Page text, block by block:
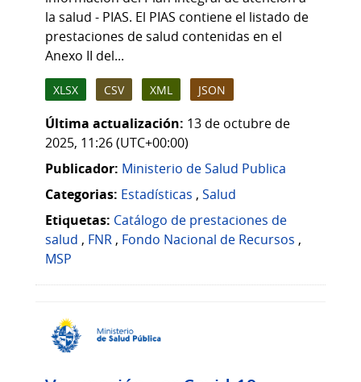
la salud - PIAS. El PIAS contiene el listado de
prestaciones de salud contenidas en el
Anexo II del...
XLSX CSV XML JSON
Última actualización: 13 de octubre de
2025, 11:26 (UTC+00:00)
Publicador: Ministerio de Salud Publica
Categorias: Estadísticas , Salud
Etiquetas: Catálogo de prestaciones de
salud , FNR , Fondo Nacional de Recursos ,
MSP